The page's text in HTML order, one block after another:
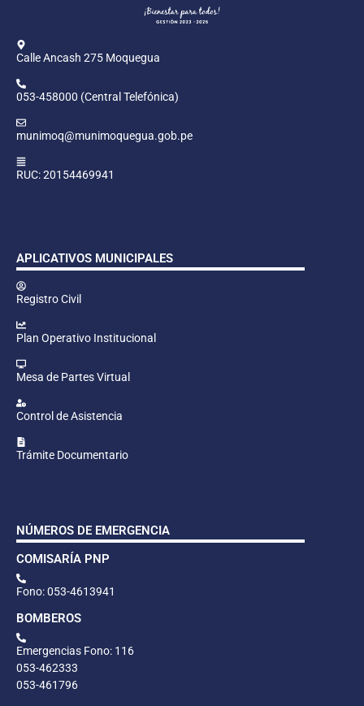
Calle Ancash 275 Moquegua
053-458000 (Central Telefónica)
munimoq@munimoquegua.gob.pe
RUC: 20154469941
APLICATIVOS MUNICIPALES
Registro Civil
Plan Operativo Institucional
Mesa de Partes Virtual
Control de Asistencia
Trámite Documentario
NÚMEROS DE EMERGENCIA
COMISARÍA PNP
Fono: 053-4613941
BOMBEROS
Emergencias Fono: 116
053-462333
053-461796